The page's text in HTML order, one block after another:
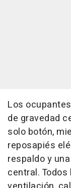
Los
de gravedad
solo botón,
reposapiés
respaldo y
central.